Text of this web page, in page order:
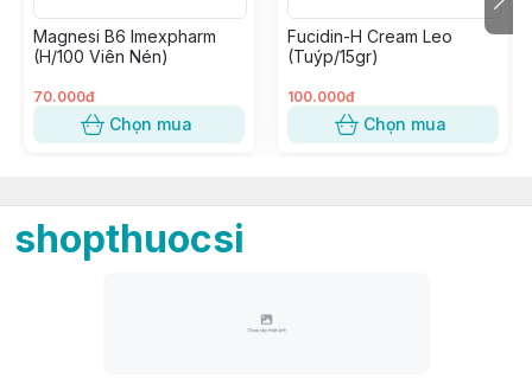
Magnesi B6 Imexpharm
(H/100 Viên Nén)
70.000đ
Chọn mua
Fucidin-H Cream Leo
(Tuýp/15gr)
100.000đ
Chọn mua
shopthuocsi